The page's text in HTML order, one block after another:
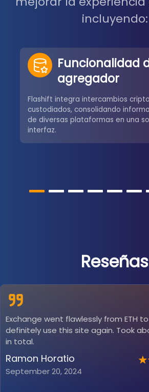
incluyendo:
Funcionalidad
agregador
Flashift integra intercambios
custodiados, consolidando
de diversas plataformas en una
interfaz.
Reseñas
Exchange went flawlessly from ETH to
definitely use this site again. Took
in total.
Ramon Horatio
September 20, 2024